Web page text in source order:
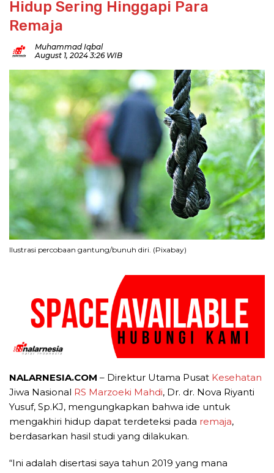
Hidup Sering Hinggapi Para
Remaja
Muhammad Iqbal
August 1, 2024 3:26 WIB
Ilustrasi percobaan gantung/bunuh diri. (Pixabay)
NALARNESIA.COM – Direktur Utama Pusat Kesehatan
Jiwa Nasional RS Marzoeki Mahdi, Dr. dr. Nova Riyanti
Yusuf, Sp.KJ, mengungkapkan bahwa ide untuk
mengakhiri hidup dapat terdeteksi pada remaja,
berdasarkan hasil studi yang dilakukan.
“Ini adalah disertasi saya tahun 2019 yang mana